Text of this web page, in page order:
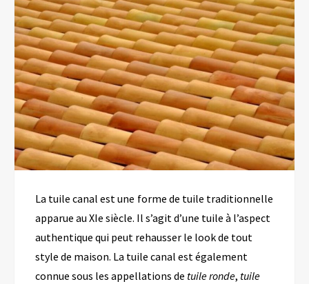
La tuile canal est une forme de tuile traditionnelle
apparue au XIe siècle. Il s’agit d’une tuile à l’aspect
authentique qui peut rehausser le look de tout
style de maison. La tuile canal est également
connue sous les appellations de tuile ronde, tuile